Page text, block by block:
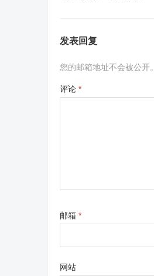
发表回复
您的邮箱地址不会被公开。
评论 *
邮箱 *
网站